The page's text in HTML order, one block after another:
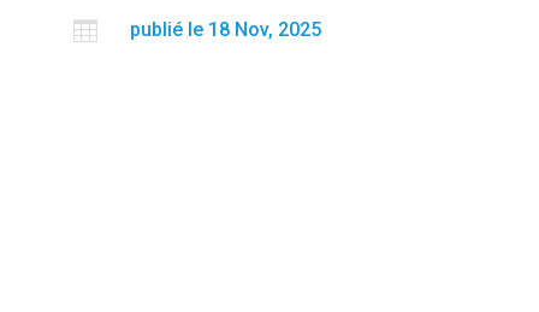
 publié le 18 Nov, 2025